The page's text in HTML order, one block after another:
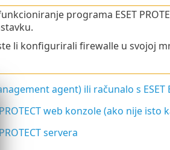
programa ESET
li konfigurirali firewalle u svojoj
agent) ili računalo s
web konzole (ako nije isto
servera